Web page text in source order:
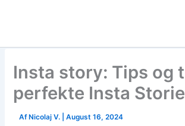
Insta story: Tips og
perfekte Insta
Af Nicolaj V. |August 16, 2024